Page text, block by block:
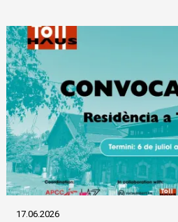
17.06.2026